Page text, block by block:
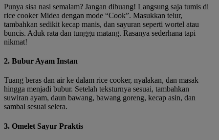
Punya sisa nasi semalam? Jangan dibuang! Langsung saja tumis di
rice cooker Midea dengan mode “Cook”. Masukkan telur,
tambahkan sedikit kecap manis, dan sayuran seperti wortel atau
buncis. Aduk rata dan tunggu matang. Rasanya sederhana tapi
nikmat!
2. Bubur Ayam Instan
Tuang beras dan air ke dalam rice cooker, nyalakan, dan masak
hingga menjadi bubur. Setelah teksturnya sesuai, tambahkan
suwiran ayam, daun bawang, bawang goreng, kecap asin, dan
sambal sesuai selera.
3. Omelet Sayur Praktis